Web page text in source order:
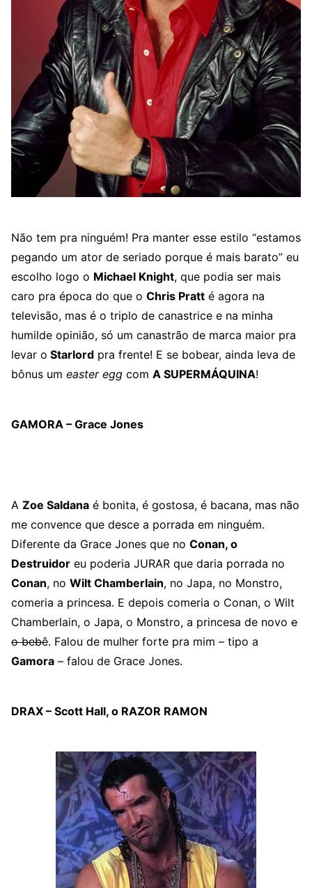
Não tem pra ninguém! Pra manter esse estilo “estamos
pegando um ator de seriado porque é mais barato” eu
escolho logo o Michael Knight, que podia ser mais
caro pra época do que o Chris Pratt é agora na
televisão, mas é o triplo de canastrice e na minha
humilde opinião, só um canastrão de marca maior pra
levar o Starlord pra frente! E se bobear, ainda leva de
bônus um easter egg com A SUPERMÁQUINA!
GAMORA – Grace Jones
A Zoe Saldana é bonita, é gostosa, é bacana, mas não
me convence que desce a porrada em ninguém.
Diferente da Grace Jones que no Conan, o
Destruidor eu poderia JURAR que daria porrada no
Conan, no Wilt Chamberlain, no Japa, no Monstro,
comeria a princesa. E depois comeria o Conan, o Wilt
Chamberlain, o Japa, o Monstro, a princesa de novo e
o bebê. Falou de mulher forte pra mim – tipo a
Gamora – falou de Grace Jones.
DRAX – Scott Hall, o RAZOR RAMON